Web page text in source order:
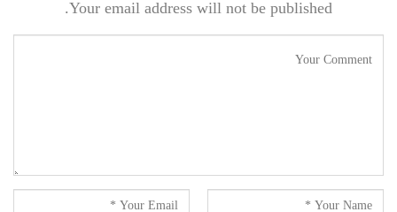
Your email address will not be published.